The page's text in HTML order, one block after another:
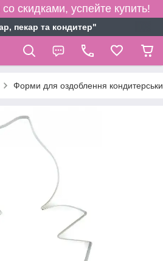
скидками, успейте купить!
пекар та кондитер"
Форми для оздоблення